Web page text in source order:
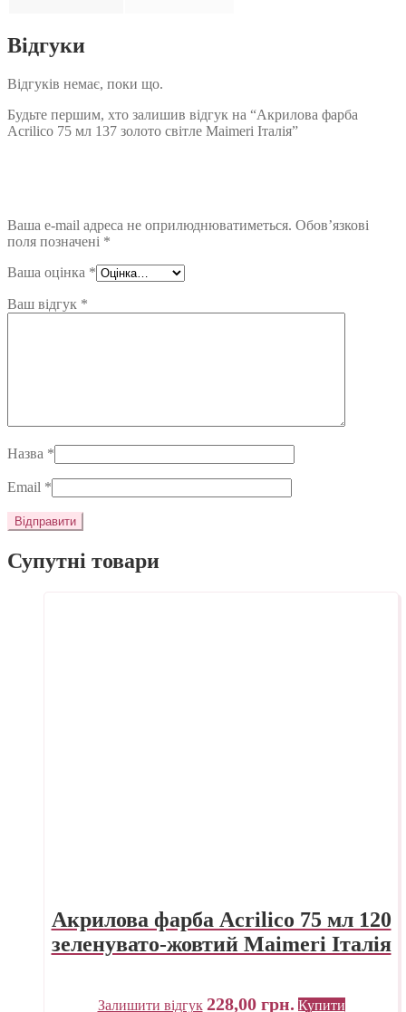
Відгуки
Відгуків немає, поки що.
Будьте першим, хто залишив відгук на “Акрилова фарба
Acrilico 75 мл 137 золото світле Maimeri Італія”
Ваша e-mail адреса не оприлюднюватиметься. Обов’язкові
поля позначені *
Ваша оцінка *
Ваш відгук *
Назва *
Email *
Супутні товари
Акрилова фарба Acrilico 75 мл 120
зеленувато-жовтий Maimeri Італія
Залишити відгук 228,00 грн. Купити